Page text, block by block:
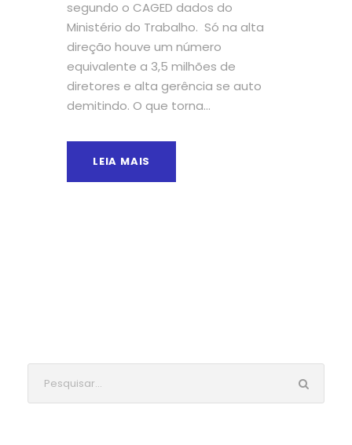
segundo o CAGED dados do
Ministério do Trabalho. Só na alta
direção houve um número
equivalente a 3,5 milhões de
diretores e alta gerência se auto
demitindo. O que torna...
LEIA MAIS